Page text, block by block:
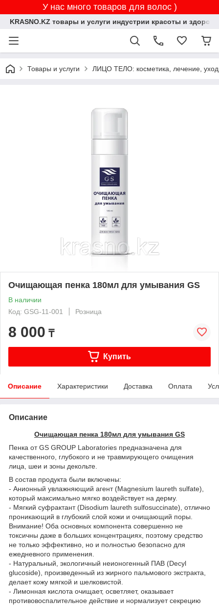
У нас много товаров для волос )
KRASNO.KZ товары и услуги индустрии красоты и
Товары и услуги ЛИЦО ТЕЛО: косметика, лечение, уход
Очищающая пенка 180мл для умывания GS
В наличии
Код: GSG-11-001
Розница
8 000 ₸
Купить
Описание Характеристики Доставка Оплата
Описание
Очищающая пенка 180мл для умывания GS
Пенка от GS GROUP Laboratories предназначена для
качественного, глубокого и не травмирующего очищения
лица, шеи и зоны декольте.
В состав продукта были включены:
- Анионный увлажняющий агент (Magnesium laureth sulfate),
который максимально мягко воздействует на дерму.
- Мягкий суфрактант (Disodium laureth sulfosuccinate), отлично
проникающий в глубокий слой кожи и очищающий поры.
Внимание! Оба основных компонента совершенно не
токсичны даже в больших концентрациях, поэтому средство
не только эффективно, но и полностью безопасно для
ежедневного применения.
- Натуральный, экологичный неионогенный ПАВ (Decyl
glucoside), произведенный из жирного пальмового экстракта,
делает кожу мягкой и шелковистой.
- Лимонная кислота очищает, осветляет, оказывает
противовоспалительное действие и нормализует секрецию